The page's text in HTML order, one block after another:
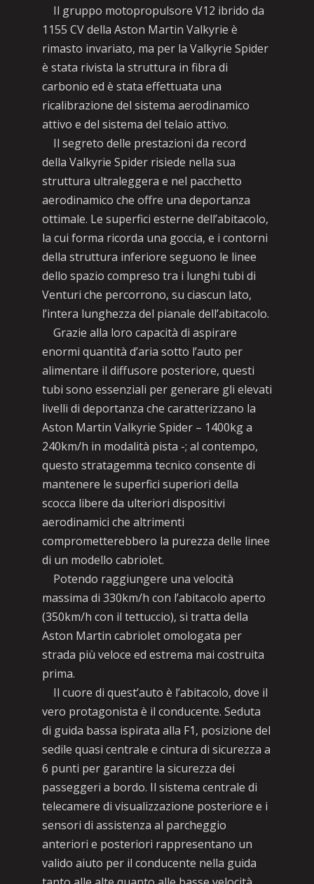
Il gruppo motopropulsore V12 ibrido da
1155 CV della Aston Martin Valkyrie è
rimasto invariato, ma per la Valkyrie Spider
è stata rivista la struttura in fibra di
carbonio ed è stata effettuata una
ricalibrazione del sistema aerodinamico
attivo e del sistema del telaio attivo.
Il segreto delle prestazioni da record
della Valkyrie Spider risiede nella sua
struttura ultraleggera e nel pacchetto
aerodinamico che offre una deportanza
ottimale. Le superfici esterne dell’abitacolo,
la cui forma ricorda una goccia, e i contorni
della struttura inferiore seguono le linee
dello spazio compreso tra i lunghi tubi di
Venturi che percorrono, su ciascun lato,
l’intera lunghezza del pianale dell’abitacolo.
Grazie alla loro capacità di aspirare
enormi quantità d’aria sotto l’auto per
alimentare il diffusore posteriore, questi
tubi sono essenziali per generare gli elevati
livelli di deportanza che caratterizzano la
Aston Martin Valkyrie Spider – 1400kg a
240km/h in modalità pista -; al contempo,
questo stratagemma tecnico consente di
mantenere le superfici superiori della
scocca libere da ulteriori dispositivi
aerodinamici che altrimenti
comprometterebbero la purezza delle linee
di un modello cabriolet.
Potendo raggiungere una velocità
massima di 330km/h con l’abitacolo aperto
(350km/h con il tettuccio), si tratta della
Aston Martin cabriolet omologata per
strada più veloce ed estrema mai costruita
prima.
Il cuore di quest’auto è l’abitacolo, dove il
vero protagonista è il conducente. Seduta
di guida bassa ispirata alla F1, posizione del
sedile quasi centrale e cintura di sicurezza a
6 punti per garantire la sicurezza dei
passeggeri a bordo. Il sistema centrale di
telecamere di visualizzazione posteriore e i
sensori di assistenza al parcheggio
anteriori e posteriori rappresentano un
valido aiuto per il conducente nella guida